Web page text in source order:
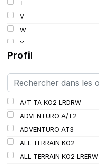
115
116/113
117/114
117/116
118/115
119/116
120
T
V
W
Y
Profil
A/T TA KO2 LRDRW
ADVENTURO A/T2
ADVENTURO AT3
ALL TERRAIN KO2
ALL TERRAIN KO2 LRERW